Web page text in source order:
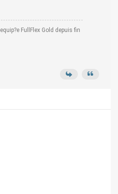
FullFlex Gold depuis fin